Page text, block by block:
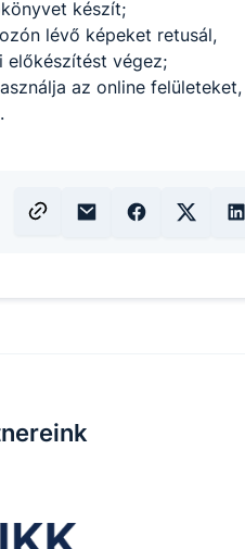
készít;
lévő képeket retusál,
előkészítést végez;
az online felületeket,